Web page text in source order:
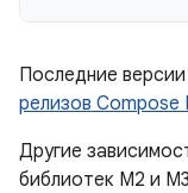
Последние
релизов Compose
Другие
библиотек M2 и